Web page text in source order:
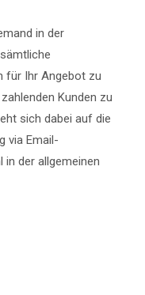
in der
für Ihr Angebot zu
Kunden zu
sich dabei auf die
via Email-
in der allgemeinen